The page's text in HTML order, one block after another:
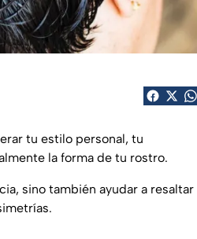
tu estilo personal, tu
la forma de tu rostro.
sino también ayudar a resaltar